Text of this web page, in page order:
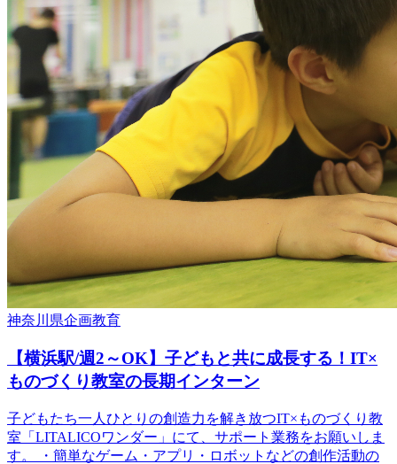
神奈川県企画教育
【横浜駅/週2～OK】子どもと共に成長する！IT×
ものづくり教室の長期インターン
子どもたち一人ひとりの創造力を解き放つIT×ものづくり教
室「LITALICOワンダー」にて、サポート業務をお願いしま
す。 ・簡単なゲーム・アプリ・ロボットなどの創作活動の